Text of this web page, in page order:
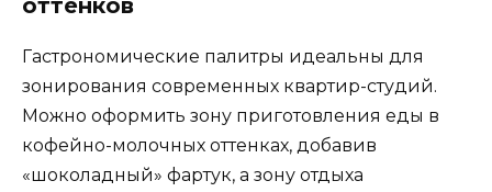
оттенков
Гастрономические палитры идеальны для
зонирования современных квартир-студий.
Можно оформить зону приготовления еды в
кофейно-молочных оттенках, добавив
«шоколадный» фартук, а зону отдыха